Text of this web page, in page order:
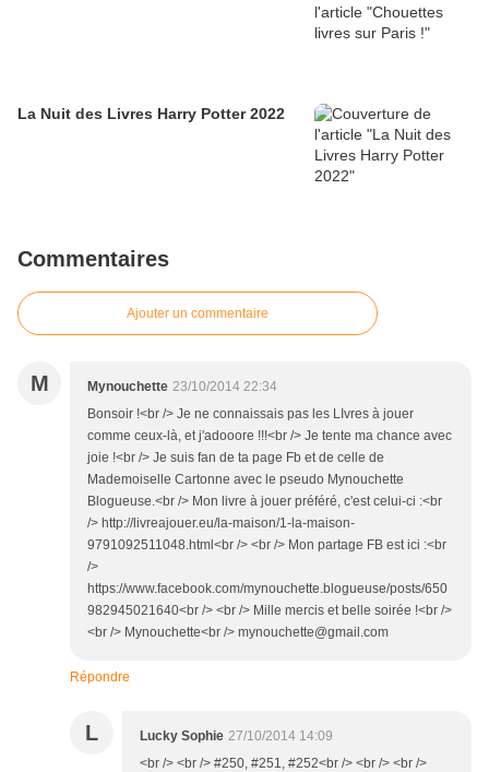
La Nuit des Livres Harry Potter 2022
Commentaires
Ajouter un commentaire
M Mynouchette 23/10/2014 22:34
Bonsoir !<br /> Je ne connaissais pas les LIvres à jouer
comme ceux-là, et j'adooore !!!<br /> Je tente ma chance avec
joie !<br /> Je suis fan de ta page Fb et de celle de
Mademoiselle Cartonne avec le pseudo Mynouchette
Blogueuse.<br /> Mon livre à jouer préféré, c'est celui-ci :<br
/> http://livreajouer.eu/la-maison/1-la-maison-
9791092511048.html<br /> <br /> Mon partage FB est ici :<br
/>
https://www.facebook.com/mynouchette.blogueuse/posts/650
982945021640<br /> <br /> Mille mercis et belle soirée !<br />
<br /> Mynouchette<br /> mynouchette@gmail.com
Répondre
L Lucky Sophie 27/10/2014 14:09
<br /> <br /> #250, #251, #252<br /> <br /> <br />